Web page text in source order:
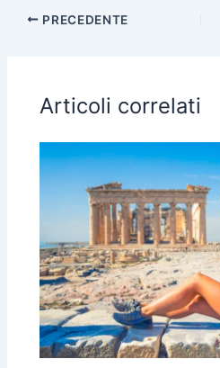
PRECEDENTE
Articoli correlati